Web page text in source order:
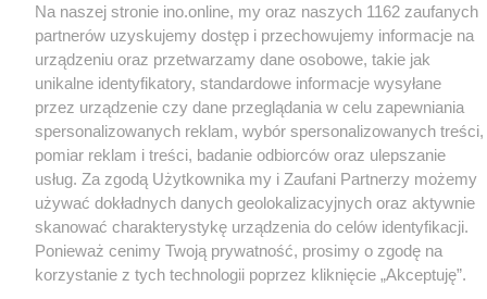
Na naszej stronie ino.online, my oraz naszych 1162 zaufanych
partnerów uzyskujemy dostęp i przechowujemy informacje na
urządzeniu oraz przetwarzamy dane osobowe, takie jak
unikalne identyfikatory, standardowe informacje wysyłane
przez urządzenie czy dane przeglądania w celu zapewniania
spersonalizowanych reklam, wybór spersonalizowanych treści,
pomiar reklam i treści, badanie odbiorców oraz ulepszanie
usług. Za zgodą Użytkownika my i Zaufani Partnerzy możemy
używać dokładnych danych geolokalizacyjnych oraz aktywnie
skanować charakterystykę urządzenia do celów identyfikacji.
Ponieważ cenimy Twoją prywatność, prosimy o zgodę na
korzystanie z tych technologii poprzez kliknięcie „Akceptuję”.